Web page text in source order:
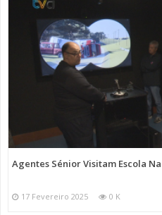
Agentes Sénior Visitam Escola
17 Fevereiro 2025 0 K